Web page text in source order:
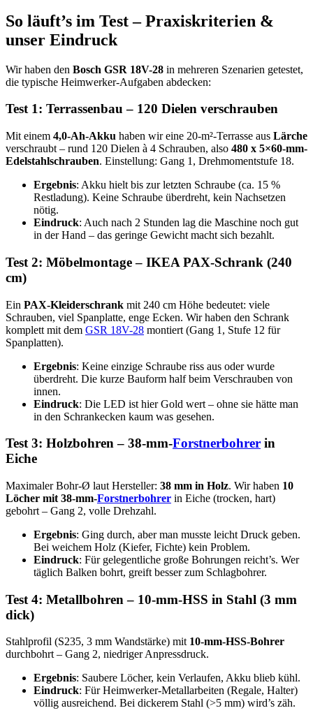
So läuft’s im Test – Praxiskriterien &
unser Eindruck
Wir haben den Bosch GSR 18V-28 in mehreren Szenarien getestet,
die typische Heimwerker-Aufgaben abdecken:
Test 1: Terrassenbau – 120 Dielen verschrauben
Mit einem 4,0-Ah-Akku haben wir eine 20-m²-Terrasse aus Lärche
verschraubt – rund 120 Dielen à 4 Schrauben, also 480 x 5×60-mm-
Edelstahlschrauben. Einstellung: Gang 1, Drehmomentstufe 18.
Ergebnis: Akku hielt bis zur letzten Schraube (ca. 15 %
Restladung). Keine Schraube überdreht, kein Nachsetzen
nötig.
Eindruck: Auch nach 2 Stunden lag die Maschine noch gut
in der Hand – das geringe Gewicht macht sich bezahlt.
Test 2: Möbelmontage – IKEA PAX-Schrank (240
cm)
Ein PAX-Kleiderschrank mit 240 cm Höhe bedeutet: viele
Schrauben, viel Spanplatte, enge Ecken. Wir haben den Schrank
komplett mit dem GSR 18V-28 montiert (Gang 1, Stufe 12 für
Spanplatten).
Ergebnis: Keine einzige Schraube riss aus oder wurde
überdreht. Die kurze Bauform half beim Verschrauben von
innen.
Eindruck: Die LED ist hier Gold wert – ohne sie hätte man
in den Schrankecken kaum was gesehen.
Test 3: Holzbohren – 38-mm-Forstnerbohrer in
Eiche
Maximaler Bohr-Ø laut Hersteller: 38 mm in Holz. Wir haben 10
Löcher mit 38-mm-Forstnerbohrer in Eiche (trocken, hart)
gebohrt – Gang 2, volle Drehzahl.
Ergebnis: Ging durch, aber man musste leicht Druck geben.
Bei weichem Holz (Kiefer, Fichte) kein Problem.
Eindruck: Für gelegentliche große Bohrungen reicht’s. Wer
täglich Balken bohrt, greift besser zum Schlagbohrer.
Test 4: Metallbohren – 10-mm-HSS in Stahl (3 mm
dick)
Stahlprofil (S235, 3 mm Wandstärke) mit 10-mm-HSS-Bohrer
durchbohrt – Gang 2, niedriger Anpressdruck.
Ergebnis: Saubere Löcher, kein Verlaufen, Akku blieb kühl.
Eindruck: Für Heimwerker-Metallarbeiten (Regale, Halter)
völlig ausreichend. Bei dickerem Stahl (>5 mm) wird’s zäh.